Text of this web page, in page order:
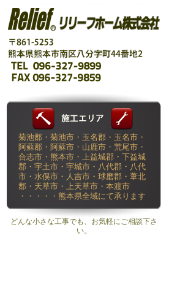
菊池郡・菊池市・玉名郡・玉名市・
阿蘇郡・阿蘇市・山鹿市・荒尾市・
合志市・熊本市・上益城郡・下益城
郡・宇土市・宇城市・八代郡・八代
市・水俣市・人吉市・球磨郡・葦北
郡・天草市・上天草市・本渡市
・・・・・熊本県全域にて承ります
どんな小さな工事でも、お気軽にご相談下さ
い。